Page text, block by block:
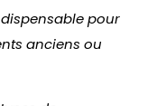
pour
anciens ou